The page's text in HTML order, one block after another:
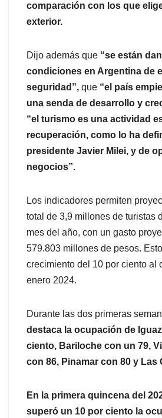
comparación con los que
exterior.
Dijo además que “se están
condiciones en Argentina de
seguridad”, que “el país
una senda de desarrollo y
“el turismo es una actividad
recuperación, como lo ha
presidente Javier Milei, y de
negocios”.
Los indicadores permiten
total de 3,9 millones de turistas
mes del año, con un gasto
579.803 millones de pesos.
crecimiento del 10 por ciento al
enero 2024.
Durante las dos primeras
destaca la ocupación de
ciento, Bariloche con un 79,
con 86, Pinamar con 80 y Las
En la primera quincena del
superó un 10 por ciento la